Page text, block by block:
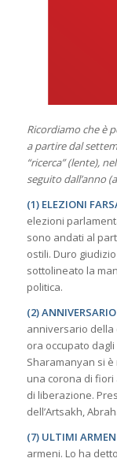
Ricordiamo che è
a partire dal
“ricerca” (lente),
seguito dall’anno
(1) ELEZIONI
elezioni
sono andati al
ostili. Duro
sottolineato la
politica.
(2)
anniversario della
ora occupato
Sharamanyan si
una corona di
di liberazione.
dell’Artsakh,
(7) ULTIMI
armeni. Lo ha